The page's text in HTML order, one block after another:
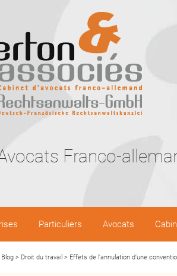
Franco-
Particuliers Avocats
Blog > Droit du travail > Effets de l’annulation d’une